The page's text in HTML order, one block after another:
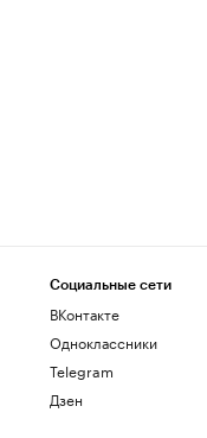
Социальные сети
ВКонтакте
Одноклассники
Telegram
Дзен